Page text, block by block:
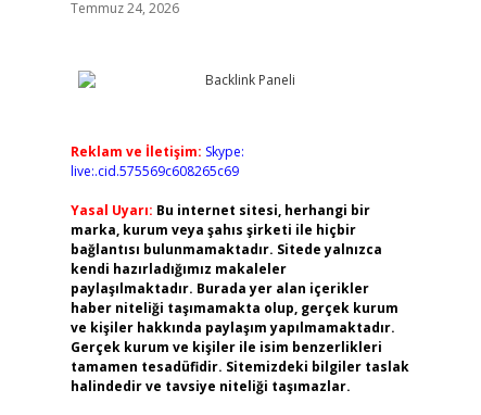
Temmuz 24, 2026
Reklam ve İletişim: Skype:
live:.cid.575569c608265c69
Yasal Uyarı: Bu internet sitesi, herhangi bir
marka, kurum veya şahıs şirketi ile hiçbir
bağlantısı bulunmamaktadır. Sitede yalnızca
kendi hazırladığımız makaleler
paylaşılmaktadır. Burada yer alan içerikler
haber niteliği taşımamakta olup, gerçek kurum
ve kişiler hakkında paylaşım yapılmamaktadır.
Gerçek kurum ve kişiler ile isim benzerlikleri
tamamen tesadüfidir. Sitemizdeki bilgiler taslak
halindedir ve tavsiye niteliği taşımazlar.